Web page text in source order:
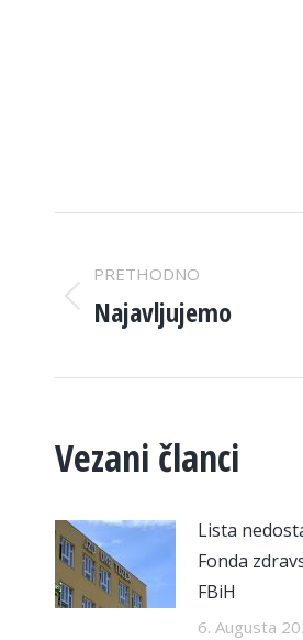
NAVIGATION
PRETHODNO
Previous
Najavljujemo
Vezani članci
Lista
Fonda
FBiH
6. Augusta